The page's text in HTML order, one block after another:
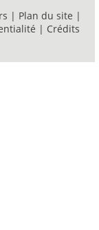
| Plan du site |
| Crédits